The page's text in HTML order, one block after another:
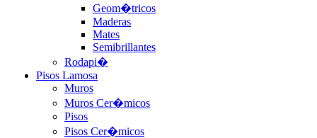
Geom�tricos
Maderas
Mates
Semibrillantes
Rodapi�
Pisos Lamosa
Muros
Muros Cer�micos
Pisos
Pisos Cer�micos